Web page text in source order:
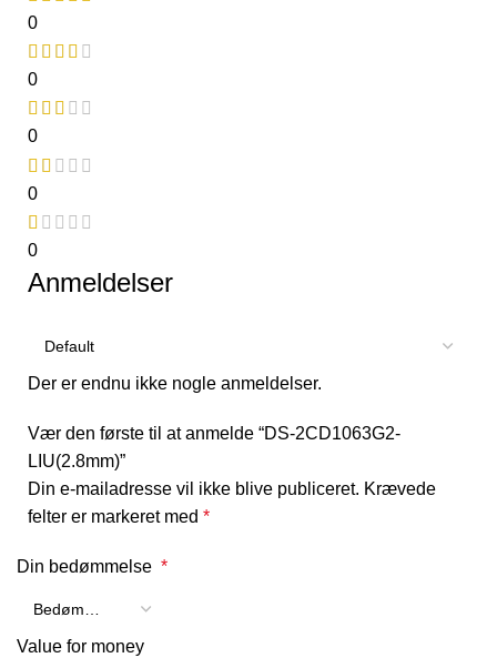
0
0
0
0
0
Anmeldelser
Der er endnu ikke nogle anmeldelser.
Vær den første til at anmelde “DS-2CD1063G2-
LIU(2.8mm)”
Din e-mailadresse vil ikke blive publiceret. Krævede
felter er markeret med *
Din bedømmelse *
Value for money